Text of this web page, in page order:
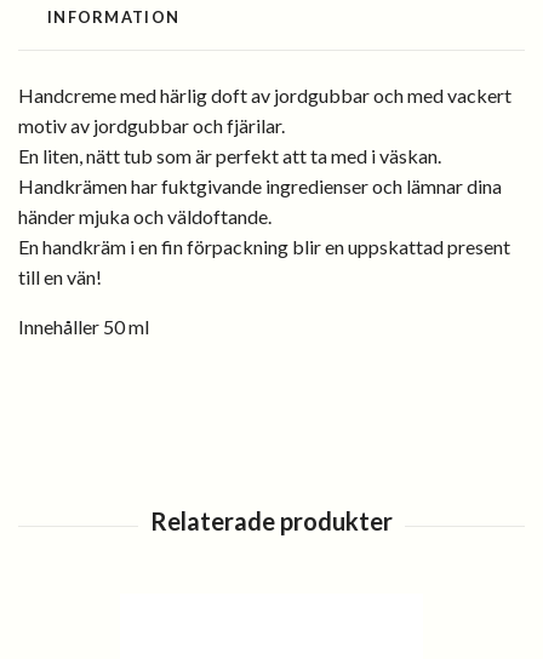
INFORMATION
Handcreme med härlig doft av jordgubbar och med vackert
motiv av jordgubbar och fjärilar.
En liten, nätt tub som är perfekt att ta med i väskan.
Handkrämen har fuktgivande ingredienser och lämnar dina
händer mjuka och väldoftande.
En handkräm i en fin förpackning blir en uppskattad present
till en vän!
Innehåller 50 ml